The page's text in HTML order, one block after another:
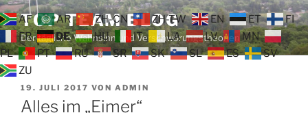
Zum
Inhalt
springen
TOP TEAM BLOG
Der tägliche Wahnsinn und Verschwörungstheorien
VERÖFFENTLICHT
AM
19. JULI 2017 VON ADMIN
Alles im „Eimer“
AF AR ZH-CN ZH-TW EN ET
FI
FR
DE HU IT LA LV
MN
PL
PT RU SR SK SL ES
SV
ZU